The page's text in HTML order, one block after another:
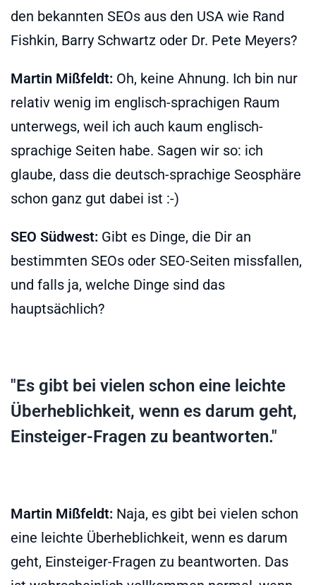
den bekannten SEOs aus den USA wie Rand
Fishkin, Barry Schwartz oder Dr. Pete Meyers?
Martin Mißfeldt: Oh, keine Ahnung. Ich bin nur
relativ wenig im englisch-sprachigen Raum
unterwegs, weil ich auch kaum englisch-
sprachige Seiten habe. Sagen wir so: ich
glaube, dass die deutsch-sprachige Seosphäre
schon ganz gut dabei ist :-)
SEO Südwest: Gibt es Dinge, die Dir an
bestimmten SEOs oder SEO-Seiten missfallen,
und falls ja, welche Dinge sind das
hauptsächlich?
"Es gibt bei vielen schon eine leichte
Überheblichkeit, wenn es darum geht,
Einsteiger-Fragen zu beantworten."
Martin Mißfeldt: Naja, es gibt bei vielen schon
eine leichte Überheblichkeit, wenn es darum
geht, Einsteiger-Fragen zu beantworten. Das